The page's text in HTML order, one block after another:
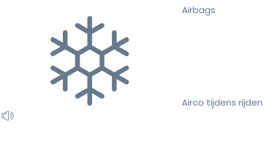
Airbags
Airco tijdens rijden